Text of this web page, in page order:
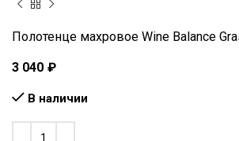
Полотенце махровое Wine Balance
3 040 ₽
В наличии